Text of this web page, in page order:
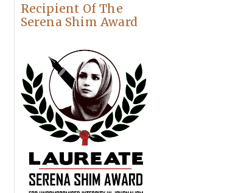
Recipient Of The
Serena Shim Award